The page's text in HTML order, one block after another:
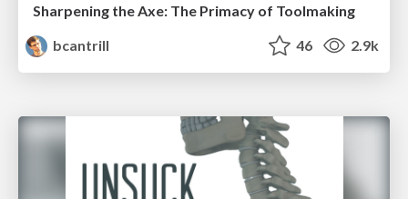
Sharpening the Axe: The Primacy of Toolmaking
bcantrill
46 2.9k